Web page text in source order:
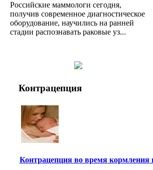
Российские маммологи сегодня,
получив современное диагностическое
оборудование, научились на ранней
стадии распознавать раковые уз...
Контрацепция
Контрацепция во время кормления